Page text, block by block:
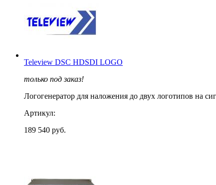
Teleview DSC HDSDI LOGO
только под заказ!
Логогенератор для наложения до двух логотипов на
Артикул:
189 540 руб.